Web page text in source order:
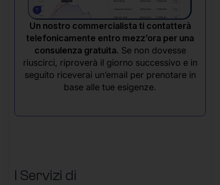
Un nostro commercialista ti contatterà
telefonicamente entro mezz’ora per una
consulenza gratuita. Se non dovesse
riuscirci, riproverà il giorno successivo e in
seguito riceverai un’email per prenotare in
base alle tue esigenze.
I Servizi di